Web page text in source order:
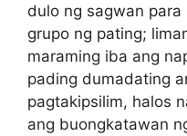
dulo ng sagwan
grupo ng pating;
maraming iba ang
pading dumadating
pagtakipsilim, halos
ang buongkatawan